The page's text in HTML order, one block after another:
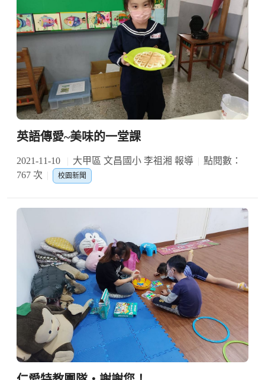
英語傳愛~美味的一堂課
2021-11-10 大甲區 文昌國小 李祖湘 報導
點閱數：
767 次
校園新聞